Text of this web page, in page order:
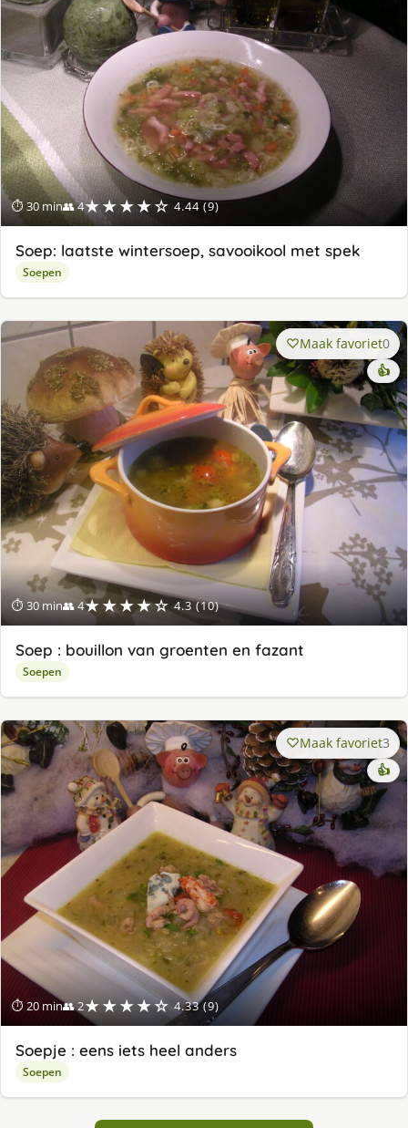
⏱ 30 min👥 4★★★★☆ 4.44 (9)
Soep: laatste wintersoep, savooikool met spek
Soepen
⏱ 30 min👥 4★★★★☆ 4.3 (10)
Maak favoriet0
👍
Soep : bouillon van groenten en fazant
Soepen
⏱ 20 min👥 2★★★★☆ 4.33 (9)
Maak favoriet3
👍
Soepje : eens iets heel anders
Soepen